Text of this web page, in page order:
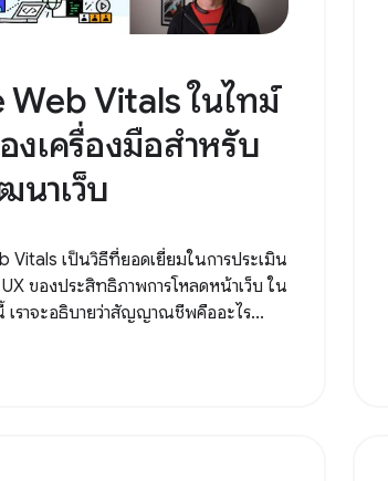
Web Vitals ในไทม์
งเครื่องมือสําหรับ
าเว็บ
Vitals เป็นวิธีที่ยอดเยี่ยมในการประเมิน
ของประสิทธิภาพการโหลดหน้าเว็บ ใน
เราจะอธิบายว่าสัญญาณชีพคืออะไร...